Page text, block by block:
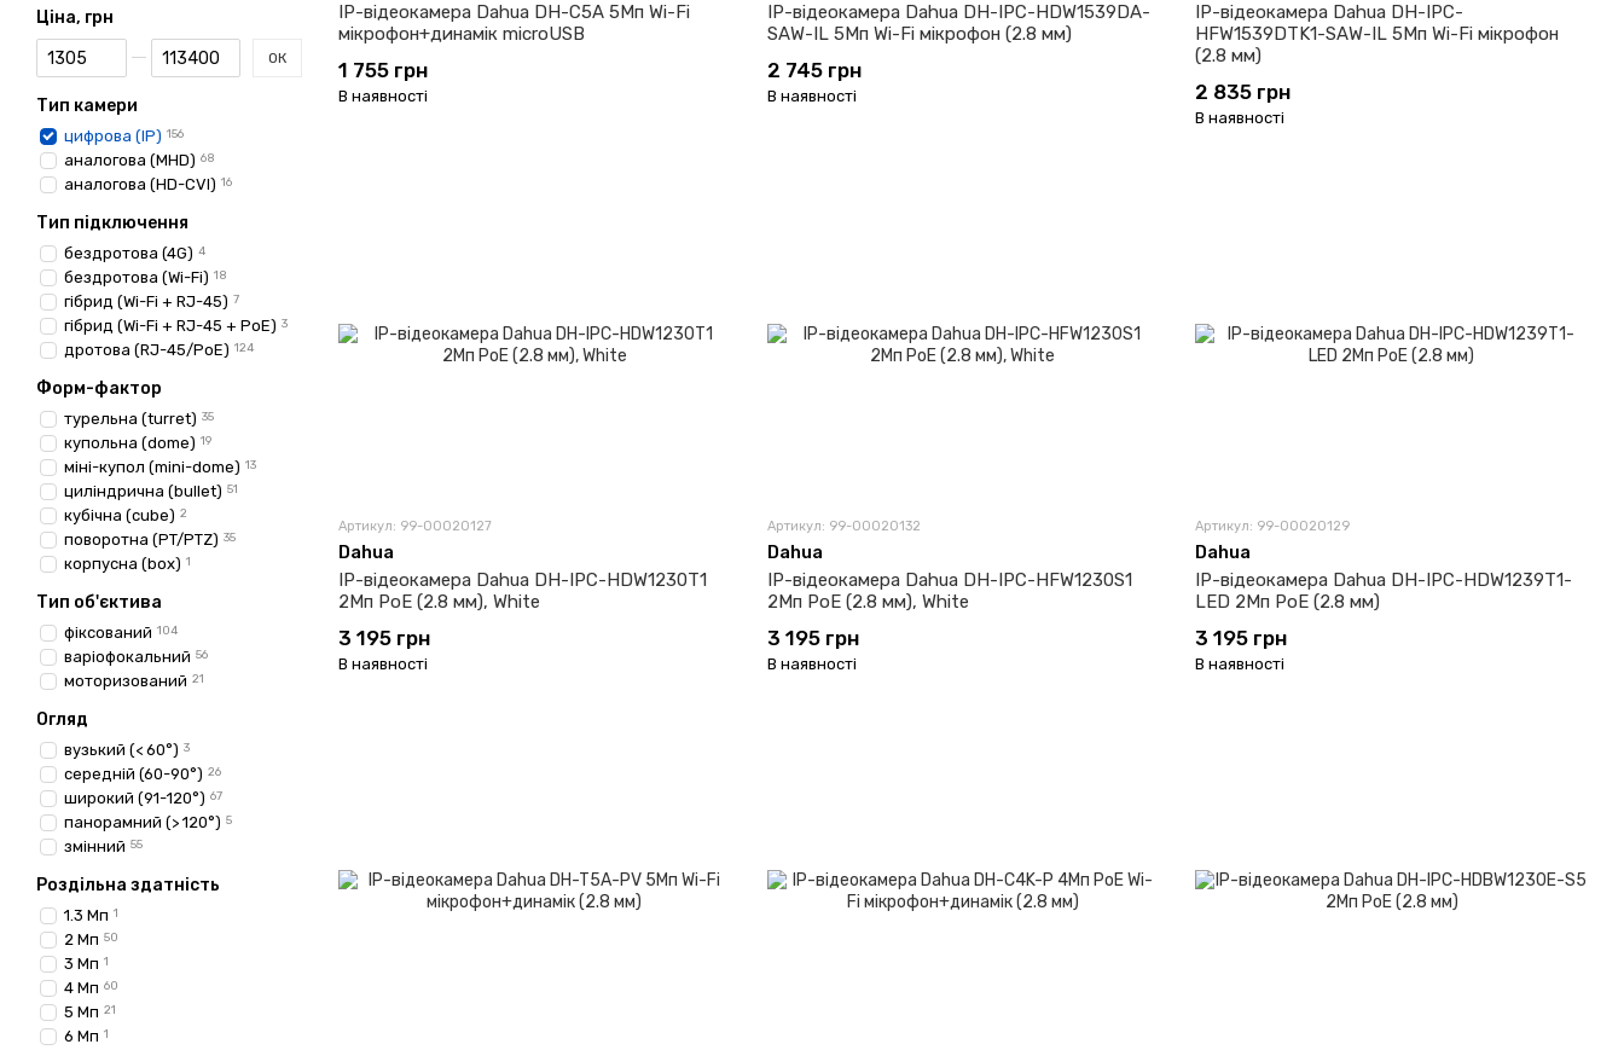
IP-відеокамера Dahua DH-C5A 5Мп Wi-Fi
мікрофон+динамік microUSB
1 755 грн
В наявності
IP-відеокамера Dahua DH-IPC-HDW1539DA-
SAW-IL 5Мп Wi-Fi мікрофон (2.8 мм)
2 745 грн
В наявності
IP-відеокамера Dahua DH-IPC-
HFW1539DTK1-SAW-IL 5Мп Wi-Fi мікрофон
(2.8 мм)
2 835 грн
В наявності
Артикул: 99-00020127
Dahua
IP-відеокамера Dahua DH-IPC-HDW1230T1
2Мп PoE (2.8 мм), White
3 195 грн
В наявності
Артикул: 99-00020132
Dahua
IP-відеокамера Dahua DH-IPC-HFW1230S1
2Мп PoE (2.8 мм), White
3 195 грн
В наявності
Артикул: 99-00020129
Dahua
IP-відеокамера Dahua DH-IPC-HDW1239T1-
LED 2Мп PoE (2.8 мм)
3 195 грн
В наявності
Ціна, грн
Від Ціна, грн
До Ціна, грн ОК
Тип камери
цифрова (IP) 156
аналогова (MHD) 68
аналогова (HD-CVI) 16
Тип підключення
бездротова (4G) 4
бездротова (Wi-Fi) 18
гібрид (Wi-Fi + RJ-45) 7
гібрид (Wi-Fi + RJ-45 + PoE) 3
дротова (RJ-45/PoE) 124
Форм-фактор
турельна (turret) 35
купольна (dome) 19
міні-купол (mini-dome) 13
циліндрична (bullet) 51
кубічна (cube) 2
поворотна (PT/PTZ) 35
корпусна (box) 1
Тип об'єктива
фіксований 104
варіофокальний 56
моторизований 21
Огляд
вузький (< 60°) 3
середній (60-90°) 26
широкий (91-120°) 67
панорамний (> 120°) 5
змінний 55
Роздільна здатність
1.3 Мп 1
2 Мп 50
3 Мп 1
4 Мп 60
5 Мп 21
6 Мп 1